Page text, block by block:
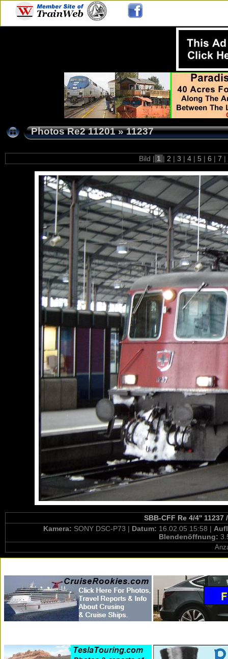
Photos Re2 11201»11237
Bild | 1 | 2 | 3 | 4 | 5 | 6 | 7 |
SBB-CFF Re 4/4'' 11237
Kamera: SONY DSC-P73 | Datum: 16.02.05 15:58 |
Blendenöffnung: